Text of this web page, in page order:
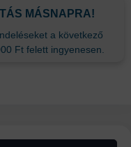
MÁSNAPRA!
a következő
Ft felett ingyenesen.